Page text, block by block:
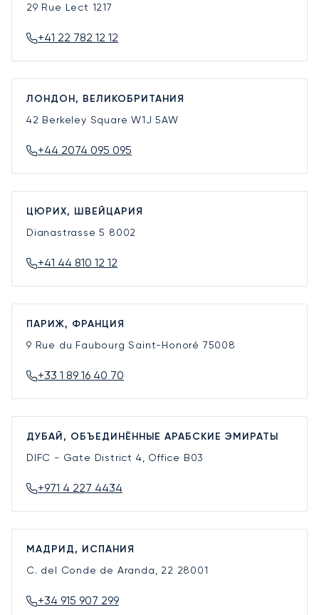
29 Rue Lect 1217
+41 22 782 12 12
ЛОНДОН, ВЕЛИКОБРИТАНИЯ
42 Berkeley SquareW1J 5AW
+44 2074 095 095
ЦЮРИХ, ШВЕЙЦАРИЯ
Dianastrasse 5 8002
+41 44 810 12 12
ПАРИЖ, ФРАНЦИЯ
9 Rue du Faubourg Saint-Honoré 75008
+33 1 89 16 40 70
ДУБАЙ, ОБЪЕДИНЁННЫЕ АРАБСКИЕ ЭМИРАТЫ
DIFC - Gate District 4, Office B03
+971 4 227 4434
МАДРИД, ИСПАНИЯ
C. del Conde de Aranda, 22 28001
+34 915 907 299